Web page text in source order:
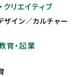
クリエイティブ
ザイン／カルチャー
育・起業